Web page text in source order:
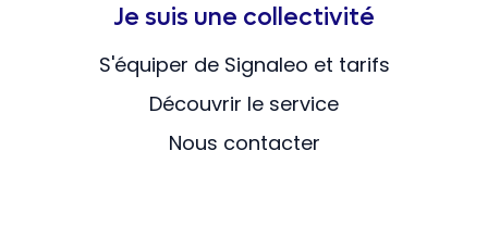
Je suis une collectivité
S'équiper de Signaleo et tarifs
Découvrir le service
Nous contacter